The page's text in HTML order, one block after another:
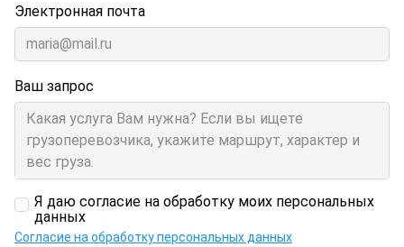
Электронная почта
Ваш запрос
Я даю согласие на обработку моих персональных
данных
Согласие на обработку персональных данных